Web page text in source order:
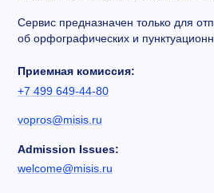
Сервис предназначен только для
об орфографических и
Приемная комиссия:
+7 499 649-44-80
vopros@misis.ru
Admission Issues:
welcome@misis.ru